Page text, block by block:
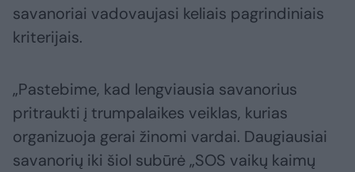
savanoriai vadovaujasi keliais pagrindiniais
kriterijais.
„Pastebime, kad lengviausia savanorius
pritraukti į trumpalaikes veiklas, kurias
organizuoja gerai žinomi vardai. Daugiausiai
savanorių iki šiol subūrė „SOS vaikų kaimų